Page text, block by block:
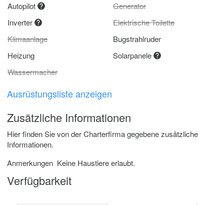
Autopilot
Generator
Inverter
Elektrische Toilette
Klimaanlage
Bugstrahlruder
Heizung
Solarpanele
Wassermacher
Ausrüstungsliste anzeigen
Zusätzliche Informationen
Hier finden Sie von der Charterfirma gegebene zusätzliche
Informationen.
Anmerkungen Keine Haustiere erlaubt.
Verfügbarkeit